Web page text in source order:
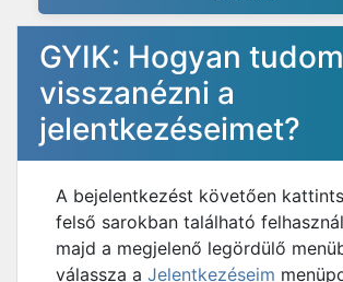
GYIK: Hogyan tudom
visszanézni a
jelentkezéseimet?
A bejelentkezést követően
felső sarokban található
majd a megjelenő legördülő
válassza a Jelentkezéseim